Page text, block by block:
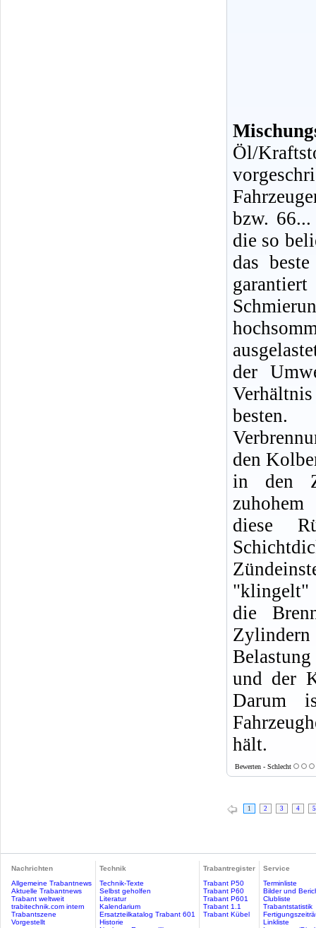
Öl/
bzw.
die so
das
garantiert
der
den
in den
diese
"klingelt"
die
und der
Darum
hält.
Bewerten - Schlecht
1 2 3 4 5
Nachrichten
Allgemeine Trabantnews
Aktuelle Trabantnews
Trabant weltweit
trabitechnik.com intern
Trabantszene
Vorgestellt
Technik
Technik-Texte
Selbst geholfen
Literatur
Kalendarium
Ersatzteilkatalog Trabant 601
Historie
Trabantregister
Trabant P50
Trabant P60
Trabant P601
Trabant 1.1
Trabant Kübel
Service
Terminliste
Bilder und
Clubliste
Trabantstatistik
Linkliste